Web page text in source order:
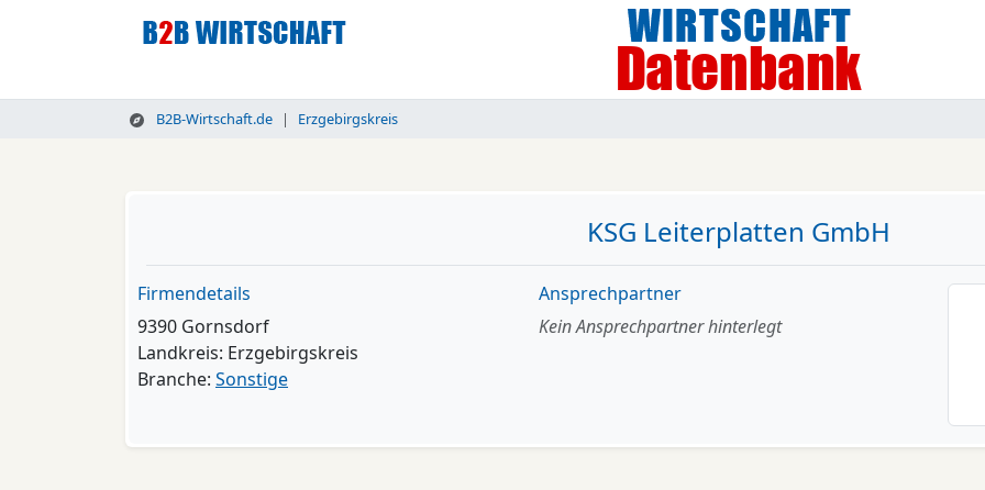
B2B-Wirtschaft.de Erzgebirgskreis
KSG Leiterplatten GmbH
Firmendetails
9390 Gornsdorf
Landkreis: Erzgebirgskreis
Branche: Sonstige
Ansprechpartner
Kein Ansprechpartner hinterlegt